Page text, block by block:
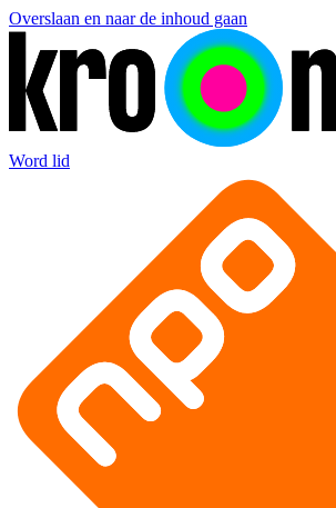
Overslaan en naar de inhoud gaan
Word lid